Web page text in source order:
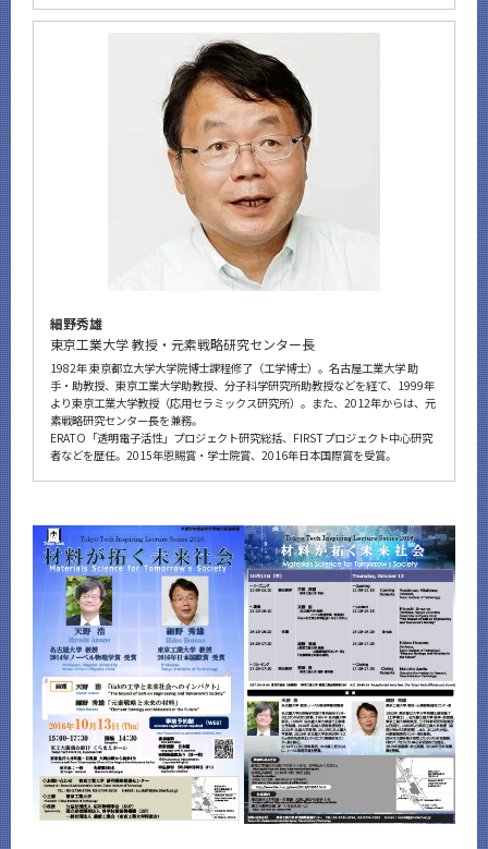
細野秀雄
東京工業大学 教授・元素戦略研究センター長
1982年 東京都立大学大学院博士課程修了（工学博士）。名古屋工業大学 助
手・助教授、東京工業大学助教授、分子科学研究所助教授などを経て、1999年
より東京工業大学教授（応用セラミックス研究所）。また、2012年からは、元
素戦略研究センター長を兼務。
ERATO「透明電子活性」プロジェクト研究総括、FIRSTプロジェクト中心研究
者などを歴任。2015年恩賜賞・学士院賞、2016年日本国際賞を受賞。